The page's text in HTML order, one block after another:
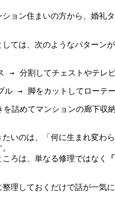
ョン住まいの方から、婚礼
ては、次のようなパターン
→ 分割してチェストやテレ
ル → 脚をカットしてローテ
詰めてマンションの廊下収
いのは、「何に生まれ変わ
ろは、単なる修理ではなく
理しておくだけで話が一気